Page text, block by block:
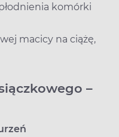
komórki
macicy na ciążę,
–